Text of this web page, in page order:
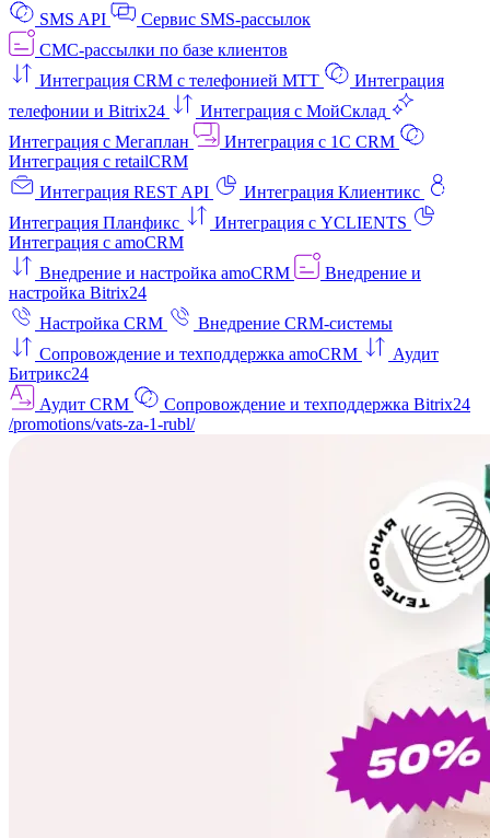
SMS API
Сервис SMS-рассылок
СМС-рассылки по базе клиентов
Интеграция CRM с телефонией МТТ
Интеграция
телефонии и Bitrix24
Интеграция с МойСклад
Интеграция с Мегаплан
Интеграция с 1C CRM
Интеграция с retailCRM
Интеграция REST API
Интеграция Клиентикс
Интеграция Планфикс
Интеграция с YCLIENTS
Интеграция с amoCRM
Внедрение и настройка amoCRM
Внедрение и
настройка Bitrix24
Настройка CRM
Внедрение CRM-системы
Сопровождение и техподдержка amoCRM
Аудит
Битрикс24
Аудит CRM
Сопровождение и техподдержка Bitrix24
/promotions/vats-za-1-rubl/